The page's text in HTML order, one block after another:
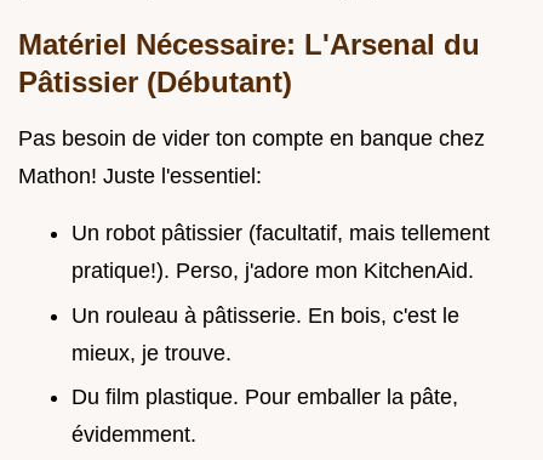
Matériel Nécessaire: L'Arsenal du
Pâtissier (Débutant)
Pas besoin de vider ton compte en banque chez
Mathon! Juste l'essentiel:
Un robot pâtissier (facultatif, mais tellement
pratique!). Perso, j'adore mon KitchenAid.
Un rouleau à pâtisserie. En bois, c'est le
mieux, je trouve.
Du film plastique. Pour emballer la pâte,
évidemment.